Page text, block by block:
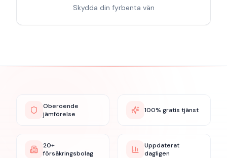
Skydda din fyrbenta vän
Oberoende
jämförelse
100% gratis tjänst
20+
försäkringsbolag
Uppdaterat
dagligen